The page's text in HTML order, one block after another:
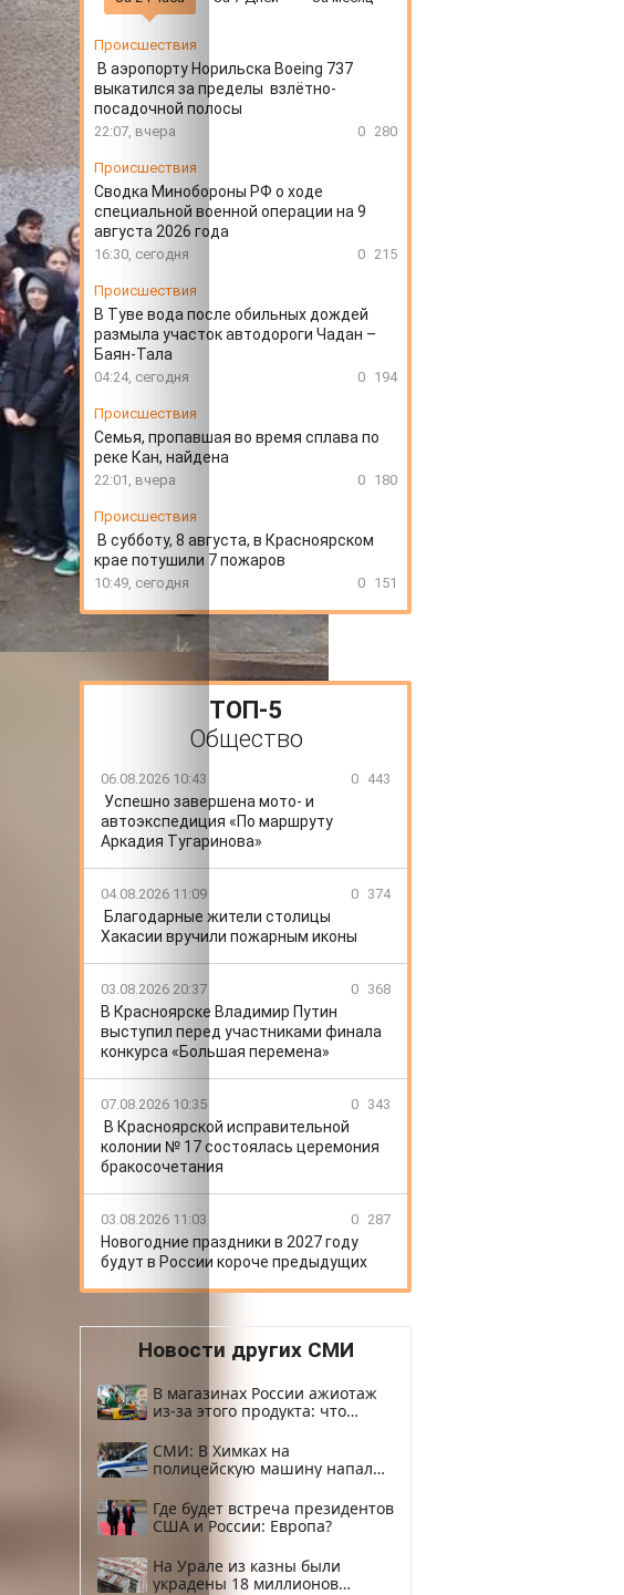
Происшествия
В аэропорту Норильска Boeing 737
выкатился за пределы взлётно-
посадочной полосы
22:07, вчера 0 280
Происшествия
Сводка Минобороны РФ о ходе
специальной военной операции на 9
августа 2026 года
16:30, сегодня 0 215
Происшествия
В Туве вода после обильных дождей
размыла участок автодороги Чадан –
Баян-Тала
04:24, сегодня 0 194
Происшествия
Семья, пропавшая во время сплава по
реке Кан, найдена
22:01, вчера 0 180
Происшествия
В субботу, 8 августа, в Красноярском
крае потушили 7 пожаров
10:49, сегодня 0 151
ТОП-5
Общество
06.08.2026 10:43 0 443
Успешно завершена мото- и
автоэкспедиция «По маршруту
Аркадия Тугаринова»
04.08.2026 11:09 0 374
Благодарные жители столицы
Хакасии вручили пожарным иконы
03.08.2026 20:37 0 368
В Красноярске Владимир Путин
выступил перед участниками финала
конкурса «Большая перемена»
07.08.2026 10:35 0 343
В Красноярской исправительной
колонии № 17 состоялась церемония
бракосочетания
03.08.2026 11:03 0 287
Новогодние праздники в 2027 году
будут в России короче предыдущих
Новости других СМИ
В магазинах России ажиотаж
из-за этого продукта: что
СМИ: В Химках на
полицейскую машину напали
Где будет встреча президентов
США и России: Европа?
На Урале из казны были
украдены 18 миллионов